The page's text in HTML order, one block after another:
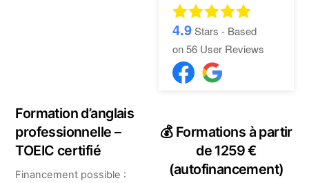
4.9Stars - Based
on56 User Reviews
Formation d’anglais
professionnelle –
TOEIC certifié
Financement possible :
💰 Formations à partir
de 1259 €
(autofinancement)